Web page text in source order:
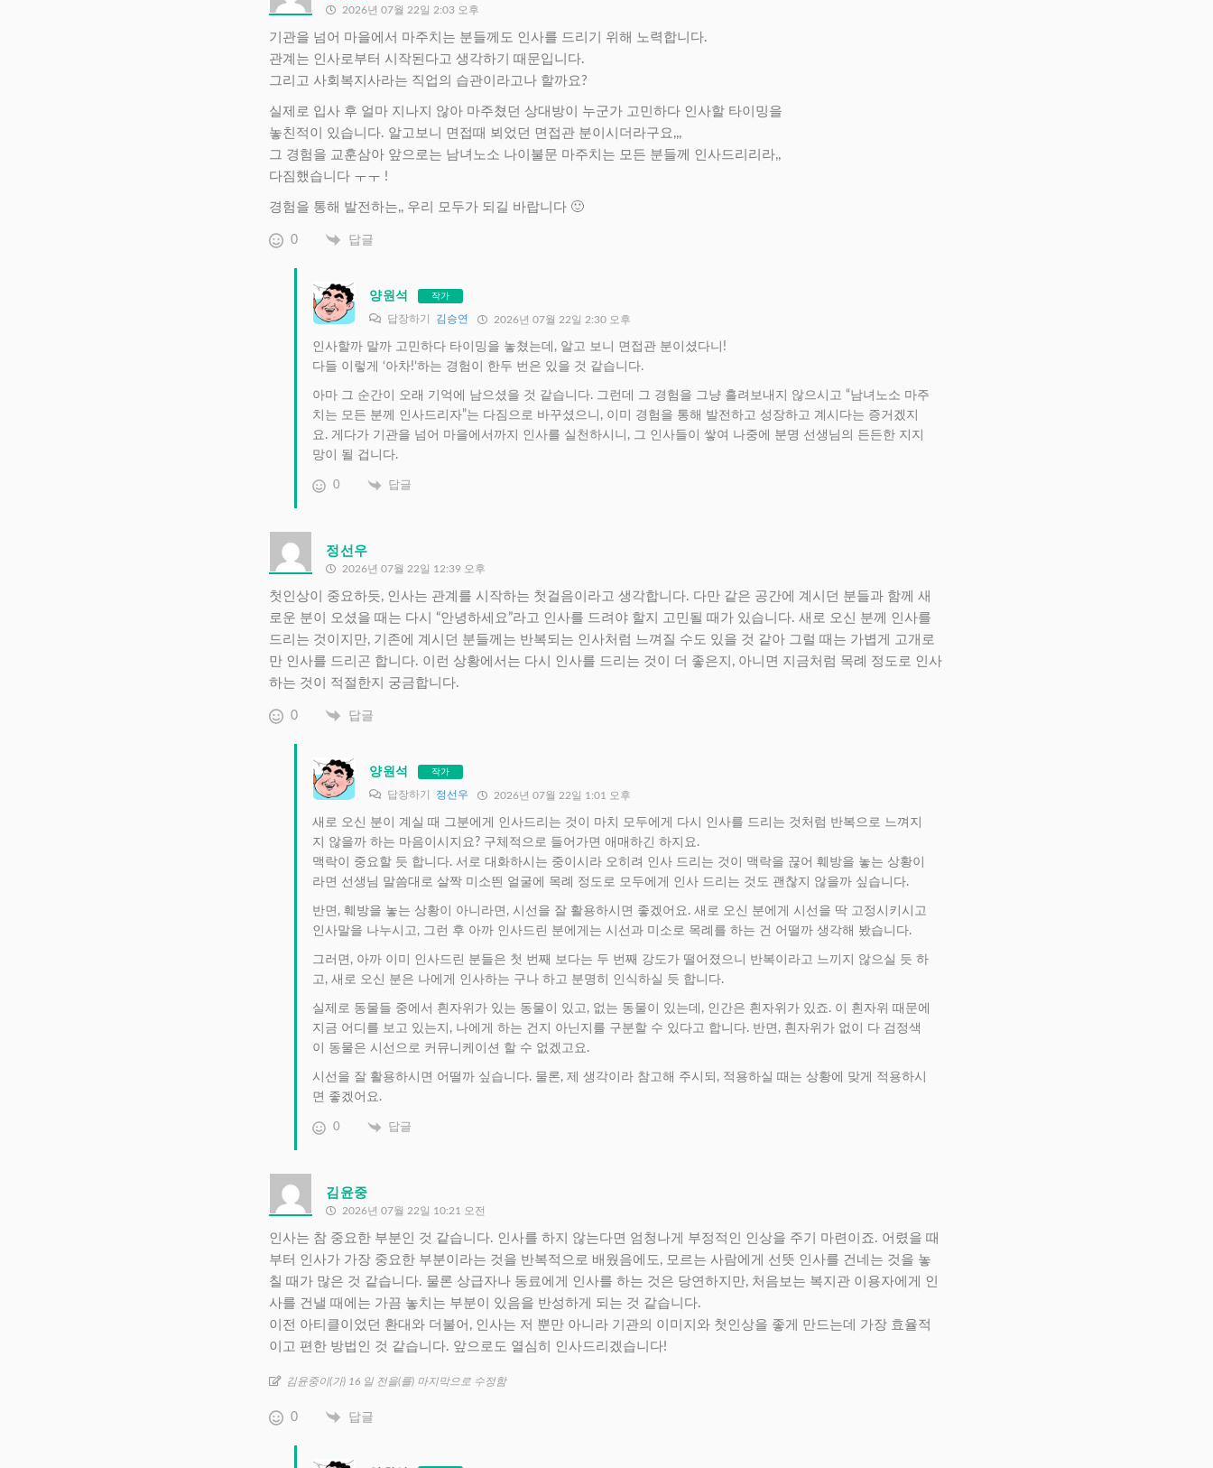
2026년 07월 22일 2:03 오후
기관을 넘어 마을에서 마주치는 분들께도 인사를 드리기 위해 노력합니다.
관계는 인사로부터 시작된다고 생각하기 때문입니다.
그리고 사회복지사라는 직업의 습관이라고나 할까요?
실제로 입사 후 얼마 지나지 않아 마주쳤던 상대방이 누군가 고민하다 인사할 타이밍을
놓친적이 있습니다. 알고보니 면접때 뵈었던 면접관 분이시더라구요,,,
그 경험을 교훈삼아 앞으로는 남녀노소 나이불문 마주치는 모든 분들께 인사드리리라,,
다짐했습니다 ㅜㅜ !
경험을 통해 발전하는,, 우리 모두가 되길 바랍니다 🙂
0 답글
양원석 작가
답장하기 김승연 2026년 07월 22일 2:30 오후
인사할까 말까 고민하다 타이밍을 놓쳤는데, 알고 보니 면접관 분이셨다니!
다들 이렇게 ‘아차!’하는 경험이 한두 번은 있을 것 같습니다.
아마 그 순간이 오래 기억에 남으셨을 것 같습니다. 그런데 그 경험을 그냥 흘려보내지 않으시고 “남녀노소 마주
치는 모든 분께 인사드리자”는 다짐으로 바꾸셨으니, 이미 경험을 통해 발전하고 성장하고 계시다는 증거겠지
요. 게다가 기관을 넘어 마을에서까지 인사를 실천하시니, 그 인사들이 쌓여 나중에 분명 선생님의 든든한 지지
망이 될 겁니다.
0 답글
정선우
2026년 07월 22일 12:39 오후
첫인상이 중요하듯, 인사는 관계를 시작하는 첫걸음이라고 생각합니다. 다만 같은 공간에 계시던 분들과 함께 새
로운 분이 오셨을 때는 다시 “안녕하세요”라고 인사를 드려야 할지 고민될 때가 있습니다. 새로 오신 분께 인사를
드리는 것이지만, 기존에 계시던 분들께는 반복되는 인사처럼 느껴질 수도 있을 것 같아 그럴 때는 가볍게 고개로
만 인사를 드리곤 합니다. 이런 상황에서는 다시 인사를 드리는 것이 더 좋은지, 아니면 지금처럼 목례 정도로 인사
하는 것이 적절한지 궁금합니다.
0 답글
양원석 작가
답장하기 정선우 2026년 07월 22일 1:01 오후
새로 오신 분이 계실 때 그분에게 인사드리는 것이 마치 모두에게 다시 인사를 드리는 것처럼 반복으로 느껴지
지 않을까 하는 마음이시지요? 구체적으로 들어가면 애매하긴 하지요.
맥락이 중요할 듯 합니다. 서로 대화하시는 중이시라 오히려 인사 드리는 것이 맥락을 끊어 훼방을 놓는 상황이
라면 선생님 말씀대로 살짝 미소띈 얼굴에 목례 정도로 모두에게 인사 드리는 것도 괜찮지 않을까 싶습니다.
반면, 훼방을 놓는 상황이 아니라면, 시선을 잘 활용하시면 좋겠어요. 새로 오신 분에게 시선을 딱 고정시키시고
인사말을 나누시고, 그런 후 아까 인사드린 분에게는 시선과 미소로 목례를 하는 건 어떨까 생각해 봤습니다.
그러면, 아까 이미 인사드린 분들은 첫 번째 보다는 두 번째 강도가 떨어졌으니 반복이라고 느끼지 않으실 듯 하
고, 새로 오신 분은 나에게 인사하는 구나 하고 분명히 인식하실 듯 합니다.
실제로 동물들 중에서 흰자위가 있는 동물이 있고, 없는 동물이 있는데, 인간은 흰자위가 있죠. 이 흰자위 때문에
지금 어디를 보고 있는지, 나에게 하는 건지 아닌지를 구분할 수 있다고 합니다. 반면, 흰자위가 없이 다 검정색
이 동물은 시선으로 커뮤니케이션 할 수 없겠고요.
시선을 잘 활용하시면 어떨까 싶습니다. 물론, 제 생각이라 참고해 주시되, 적용하실 때는 상황에 맞게 적용하시
면 좋겠어요.
0 답글
김윤중
2026년 07월 22일 10:21 오전
인사는 참 중요한 부분인 것 같습니다. 인사를 하지 않는다면 엄청나게 부정적인 인상을 주기 마련이죠. 어렸을 때
부터 인사가 가장 중요한 부분이라는 것을 반복적으로 배웠음에도, 모르는 사람에게 선뜻 인사를 건네는 것을 놓
칠 때가 많은 것 같습니다. 물론 상급자나 동료에게 인사를 하는 것은 당연하지만, 처음보는 복지관 이용자에게 인
사를 건낼 때에는 가끔 놓치는 부분이 있음을 반성하게 되는 것 같습니다.
이전 아티클이었던 환대와 더불어, 인사는 저 뿐만 아니라 기관의 이미지와 첫인상을 좋게 만드는데 가장 효율적
이고 편한 방법인 것 같습니다. 앞으로도 열심히 인사드리겠습니다!
김윤중이(가) 16 일 전을(를) 마지막으로 수정함
0 답글